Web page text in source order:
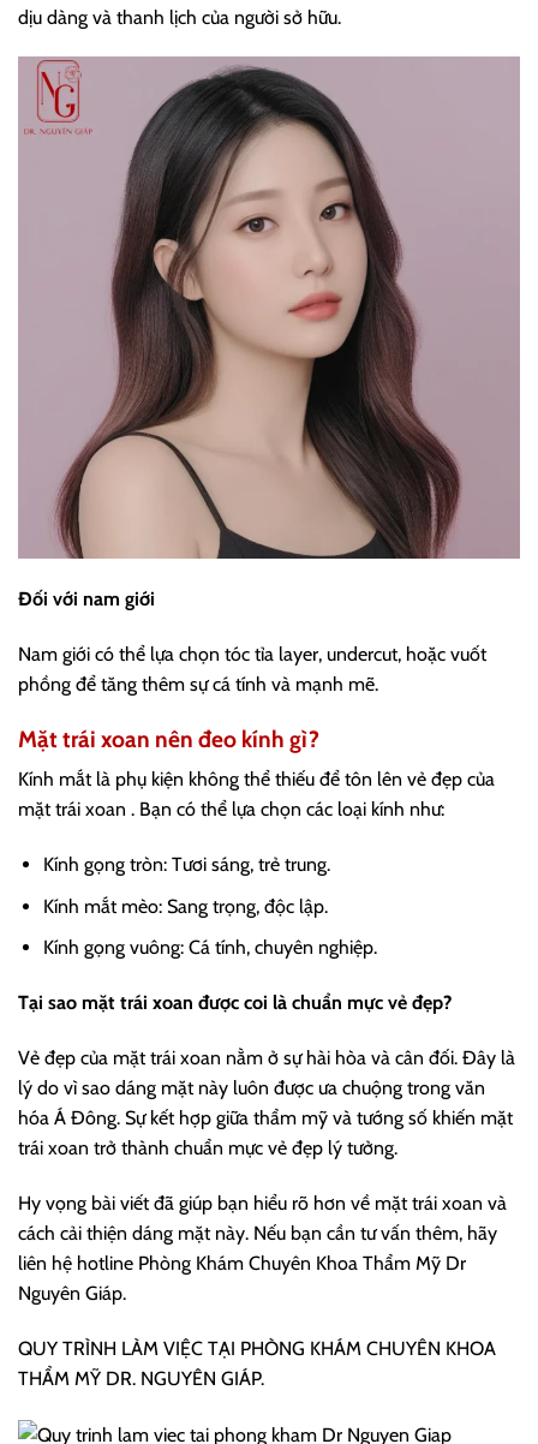
dịu dàng và thanh lịch của người sở hữu.
Đối với nam giới
Nam giới có thể lựa chọn tóc tỉa layer, undercut, hoặc vuốt
phồng để tăng thêm sự cá tính và mạnh mẽ.
Mặt trái xoan nên đeo kính gì?
Kính mắt là phụ kiện không thể thiếu để tôn lên vẻ đẹp của
mặt trái xoan . Bạn có thể lựa chọn các loại kính như:
Kính gọng tròn: Tươi sáng, trẻ trung.
Kính mắt mèo: Sang trọng, độc lập.
Kính gọng vuông: Cá tính, chuyên nghiệp.
Tại sao mặt trái xoan được coi là chuẩn mực vẻ đẹp?
Vẻ đẹp của mặt trái xoan nằm ở sự hài hòa và cân đối. Đây là
lý do vì sao dáng mặt này luôn được ưa chuộng trong văn
hóa Á Đông. Sự kết hợp giữa thẩm mỹ và tướng số khiến mặt
trái xoan trở thành chuẩn mực vẻ đẹp lý tưởng.
Hy vọng bài viết đã giúp bạn hiểu rõ hơn về mặt trái xoan và
cách cải thiện dáng mặt này. Nếu bạn cần tư vấn thêm, hãy
liên hệ hotline Phòng Khám Chuyên Khoa Thẩm Mỹ Dr
Nguyên Giáp.
QUY TRÌNH LÀM VIỆC TẠI PHÒNG KHÁM CHUYÊN KHOA
THẨM MỸ DR. NGUYÊN GIÁP.